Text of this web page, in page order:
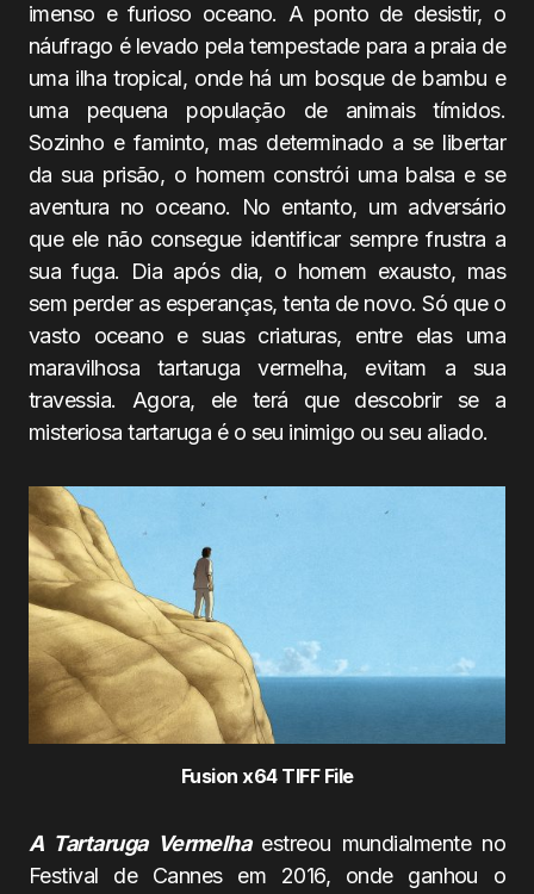
imenso e furioso oceano. A ponto de desistir, o
náufrago é levado pela tempestade para a praia de
uma ilha tropical, onde há um bosque de bambu e
uma pequena população de animais tímidos.
Sozinho e faminto, mas determinado a se libertar
da sua prisão, o homem constrói uma balsa e se
aventura no oceano. No entanto, um adversário
que ele não consegue identificar sempre frustra a
sua fuga. Dia após dia, o homem exausto, mas
sem perder as esperanças, tenta de novo. Só que o
vasto oceano e suas criaturas, entre elas uma
maravilhosa tartaruga vermelha, evitam a sua
travessia. Agora, ele terá que descobrir se a
misteriosa tartaruga é o seu inimigo ou seu aliado.
Fusion x64 TIFF File
A Tartaruga Vermelhaestreou mundialmente no
Festival de Cannes em 2016, onde ganhou o